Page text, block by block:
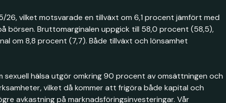
vilket motsvarade en tillväxt om 6,1 procent jämfört med
Bruttomarginalen uppgick till 58,0 procent (58,5),
om 8,8 procent (7,7). Både tillväxt och lönsamhet
hälsa utgör omkring 90 procent av omsättningen och
vilket då kommer att frigöra både kapital och
avkastning på marknadsföringsinvesteringar. Vår